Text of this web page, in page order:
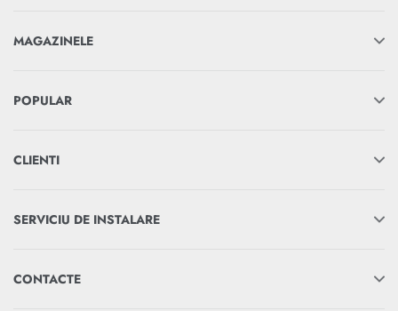
MAGAZINELE
POPULAR
CLIENTI
SERVICIU DE INSTALARE
CONTACTE